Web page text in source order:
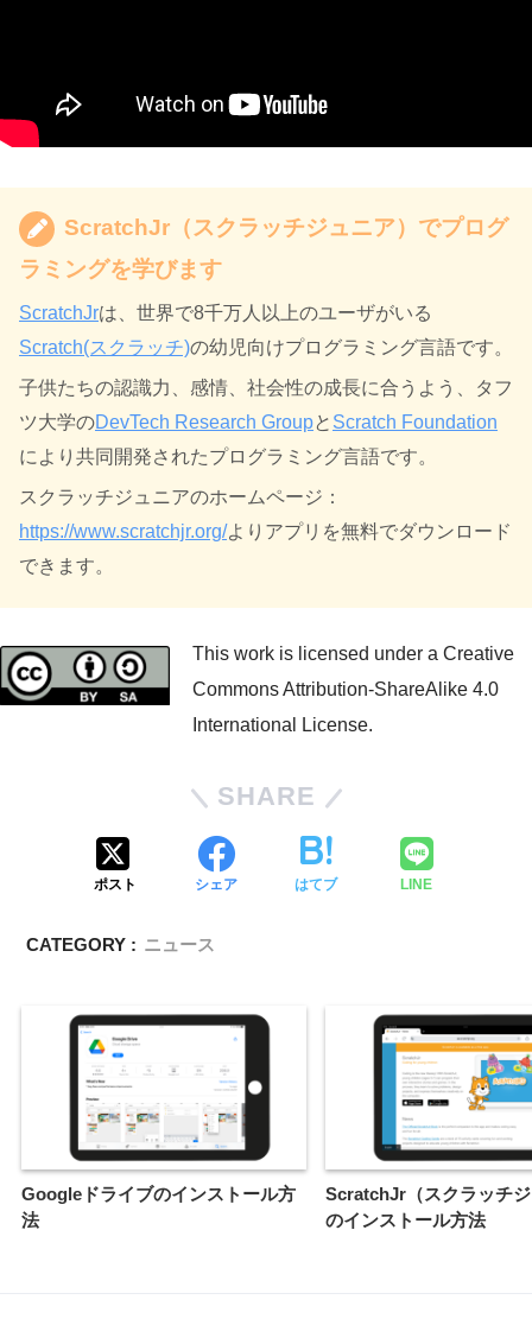
ScratchJr（スクラッチジュニア）でプログ
ラミングを学びます
ScratchJrは、世界で8千万人以上のユーザがいる
Scratch(スクラッチ)の幼児向けプログラミング言語です。
子供たちの認識力、感情、社会性の成長に合うよう、タフ
ツ大学のDevTech Research Groupと Scratch Foundation
により共同開発されたプログラミング言語です。
スクラッチジュニアのホームページ：
https://www.scratchjr.org/よりアプリを無料でダウンロード
できます。
This work is licensed under a Creative
Commons Attribution-ShareAlike 4.0
International License.
SHARE
ポスト シェア はてブ LINE
CATEGORY : ニュース
Googleドライブのインストール方
法
ScratchJr（スクラッチ
のインストール方法